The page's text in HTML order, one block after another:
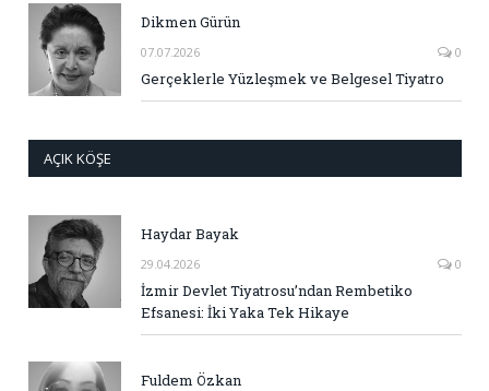
Dikmen Gürün
07.07.2026 0
Gerçeklerle Yüzleşmek ve Belgesel Tiyatro
AÇIK KÖŞE
Haydar Bayak
29.04.2026 0
İzmir Devlet Tiyatrosu’ndan Rembetiko
Efsanesi: İki Yaka Tek Hikaye
Fuldem Özkan